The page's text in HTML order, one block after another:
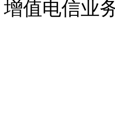
增值电信业